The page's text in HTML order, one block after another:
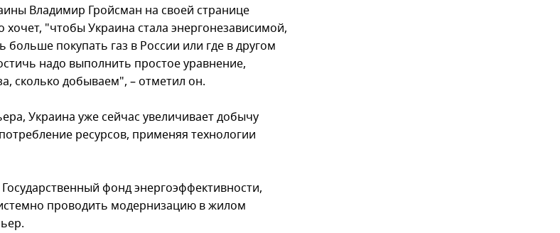
Владимир Гройсман на своей странице
хочет, "чтобы Украина стала энергонезависимой,
покупать газ в России или где в другом
надо выполнить простое уравнение,
сколько добываем", – отметил он.
Украина уже сейчас увеличивает добычу
ресурсов, применяя технологии
фонд энергоэффективности,
проводить модернизацию в жилом